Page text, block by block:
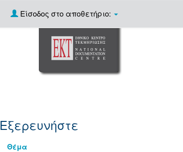
Είσοδος στο αποθετήριο:
Εξερευνήστε
Θέμα